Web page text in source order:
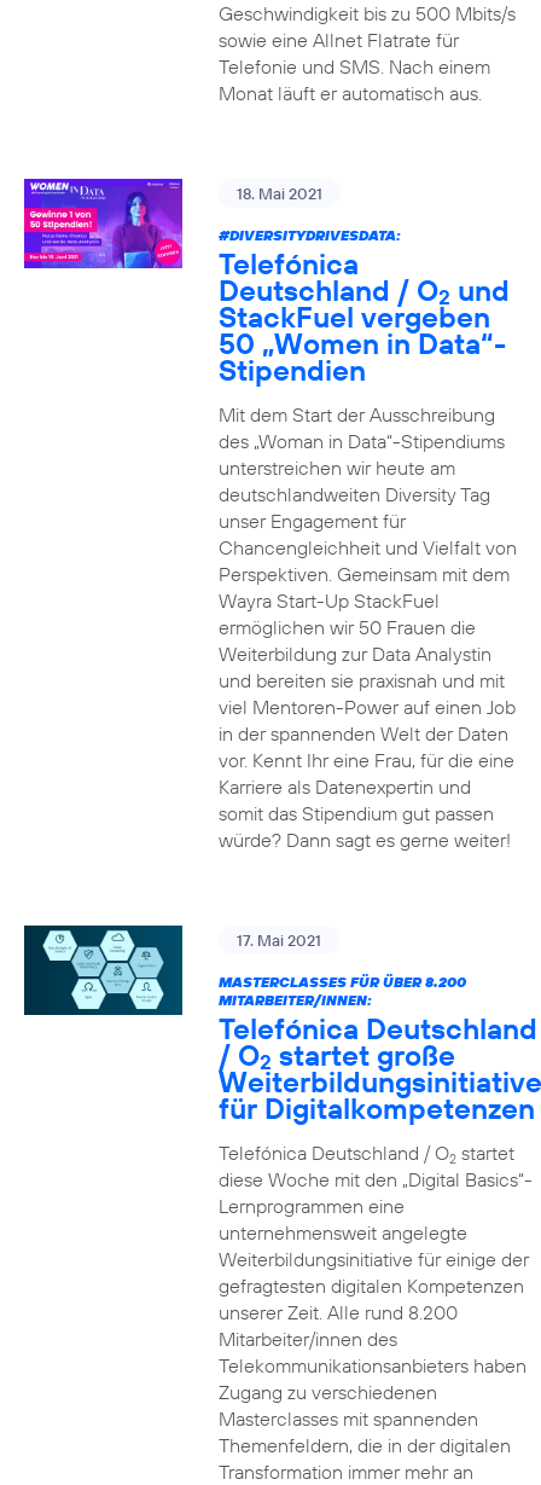
Geschwindigkeit bis zu 500 Mbits/s
sowie eine Allnet Flatrate für
Telefonie und SMS. Nach einem
Monat läuft er automatisch aus.
18. Mai 2021
#DIVERSITYDRIVESDATA:
Telefónica
Deutschland / O2 und
StackFuel vergeben
50 „Women in Data“-
Stipendien
Mit dem Start der Ausschreibung
des „Woman in Data“-Stipendiums
unterstreichen wir heute am
deutschlandweiten Diversity Tag
unser Engagement für
Chancengleichheit und Vielfalt von
Perspektiven. Gemeinsam mit dem
Wayra Start-Up StackFuel
ermöglichen wir 50 Frauen die
Weiterbildung zur Data Analystin
und bereiten sie praxisnah und mit
viel Mentoren-Power auf einen Job
in der spannenden Welt der Daten
vor. Kennt Ihr eine Frau, für die eine
Karriere als Datenexpertin und
somit das Stipendium gut passen
würde? Dann sagt es gerne weiter!
17. Mai 2021
MASTERCLASSES FÜR ÜBER 8.200
MITARBEITER/INNEN:
Telefónica Deutschland
/ O2 startet große
Weiterbildungsinitiative
für Digitalkompetenzen
Telefónica Deutschland / O2startet
diese Woche mit den „Digital Basics“-
Lernprogrammen eine
unternehmensweit angelegte
Weiterbildungsinitiative für einige der
gefragtesten digitalen Kompetenzen
unserer Zeit. Alle rund 8.200
Mitarbeiter/innen des
Telekommunikationsanbieters haben
Zugang zu verschiedenen
Masterclasses mit spannenden
Themenfeldern, die in der digitalen
Transformation immer mehr an